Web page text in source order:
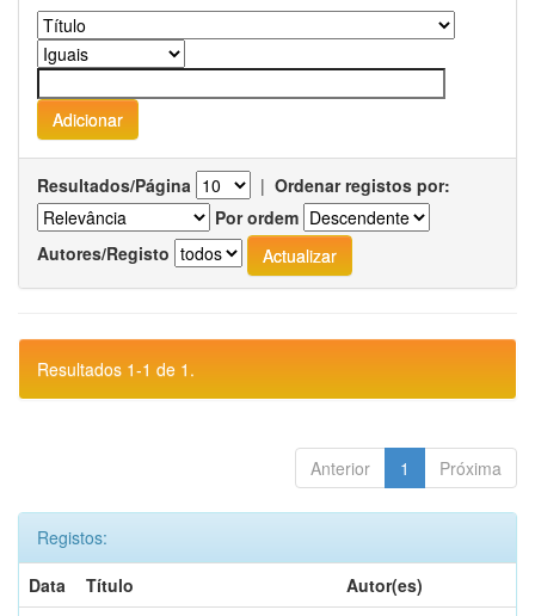
Resultados/Página | Ordenar registos por:
Por ordem
Autores/Registo
Resultados 1-1 de 1.
Anterior 1 Próxima
Registos:
Data
Título
Autor(es)